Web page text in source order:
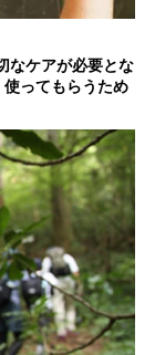
なケアが必要とな
ってもらうため